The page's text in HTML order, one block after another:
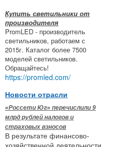
Купить светильники от
производителя
PromLED - производитель
светильников, работаем с
2015г. Каталог более 7500
моделей светильников.
Обращайтесь!
https://promled.com/
Новости отрасли
«Россети Юг» перечислили 9
млрд рублей налогов и
страховых взносов
В результате финансово-